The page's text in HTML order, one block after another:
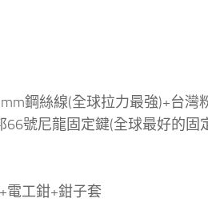
鋼絲線(全球拉力最強)+台灣
號尼龍固定鍵(全球最好的固
電工鉗+鉗子套